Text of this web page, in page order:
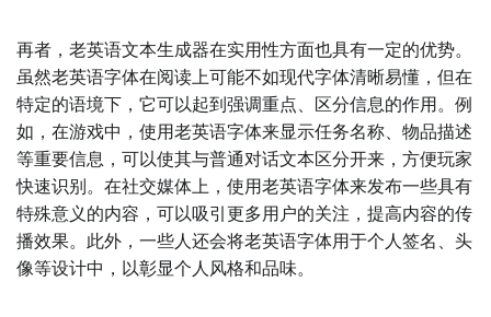
再者，老英语文本生成器在实用性方面也具有一定的优势。
虽然老英语字体在阅读上可能不如现代字体清晰易懂，但在
特定的语境下，它可以起到强调重点、区分信息的作用。例
如，在游戏中，使用老英语字体来显示任务名称、物品描述
等重要信息，可以使其与普通对话文本区分开来，方便玩家
快速识别。在社交媒体上，使用老英语字体来发布一些具有
特殊意义的内容，可以吸引更多用户的关注，提高内容的传
播效果。此外，一些人还会将老英语字体用于个人签名、头
像等设计中，以彰显个人风格和品味。